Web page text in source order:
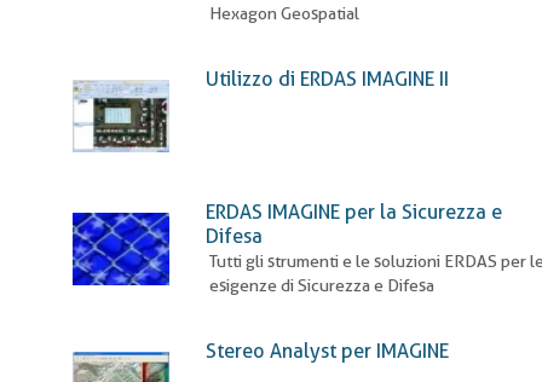
Hexagon Geospatial
Utilizzo di ERDAS IMAGINE II
ERDAS IMAGINE per la Sicurezza e
Difesa
Tutti gli strumenti e le soluzioni ERDAS per
esigenze di Sicurezza e Difesa
Stereo Analyst per IMAGINE